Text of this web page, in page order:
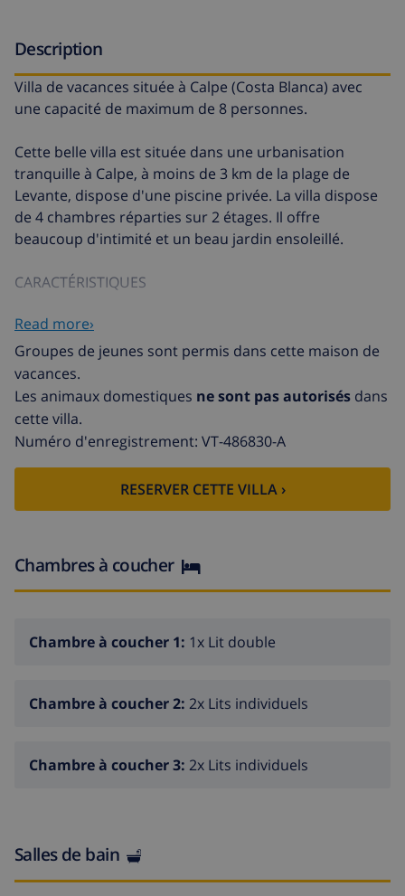
Description
Villa de vacances située à Calpe (Costa Blanca) avec
une capacité de maximum de 8 personnes.
Cette belle villa est située dans une urbanisation
tranquille à Calpe, à moins de 3 km de la plage de
Levante, dispose d'une piscine privée. La villa dispose
de 4 chambres réparties sur 2 étages. Il offre
beaucoup d'intimité et un beau jardin ensoleillé.
CARACTÉRISTIQUES
Étage principal
· 1 chambre à coucher avec deux lits simples.
· 1 chambre à coucher avec lit double.
· 1 chambre à coucher avec lit double et salle de bain
Premier étage
micro-ondes, réfrigérateur, etc.
Read more›
Groupes de jeunes sont permis dans cette maison de
vacances.
Les animaux domestiques ne sont pas autorisés dans
cette villa.
Numéro d'enregistrement: VT-486830-A
RESERVER CETTE VILLA ›
Chambres à coucher
Chambre à coucher 1: 1x Lit double
Chambre à coucher 2: 2x Lits individuels
Chambre à coucher 3: 2x Lits individuels
Salles de bain